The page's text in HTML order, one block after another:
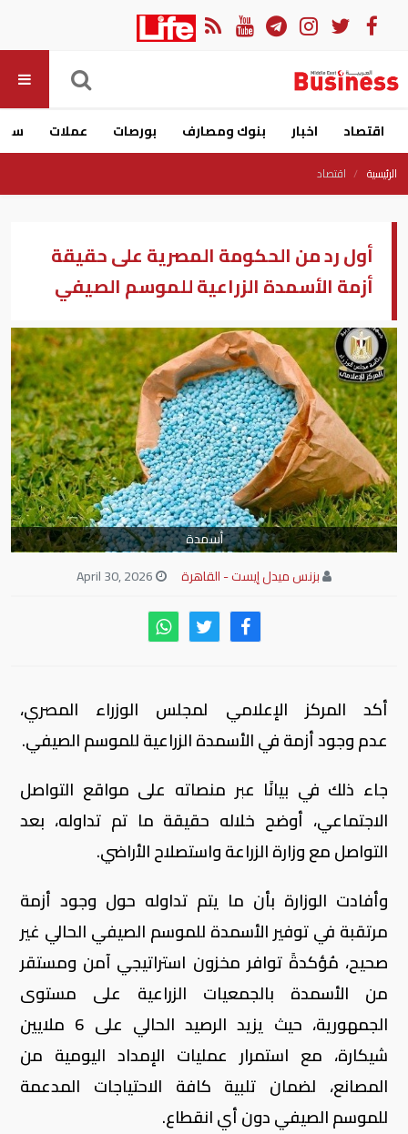
اقتصاد اخبار بنوك ومصارف بورصات عملات
الرئيسية اقتصاد
أول رد من الحكومة المصرية على حقيقة
أزمة الأسمدة الزراعية للموسم الصيفي
أسمدة
بزنس ميدل إيست - القاهرة
أكد المركز الإعلامي لمجلس الوزراء المصري،
عدم وجود أزمة في الأسمدة الزراعية للموسم الصيفي.
جاء ذلك في بيانًا عبر منصاته على مواقع التواصل
الاجتماعي، أوضح خلاله حقيقة ما تم تداوله، بعد
التواصل مع وزارة الزراعة واستصلاح الأراضي.
وأفادت الوزارة بأن ما يتم تداوله حول وجود أزمة
مرتقبة في توفير الأسمدة للموسم الصيفي الحالي غير
صحيح، مُؤكدةً توافر مخزون استراتيجي آمن ومستقر
من الأسمدة بالجمعيات الزراعية على مستوى
الجمهورية، حيث يزيد الرصيد الحالي على 6 ملايين
شيكارة، مع استمرار عمليات الإمداد اليومية من
المصانع، لضمان تلبية كافة الاحتياجات المدعمة
للموسم الصيفي دون أي انقطاع.